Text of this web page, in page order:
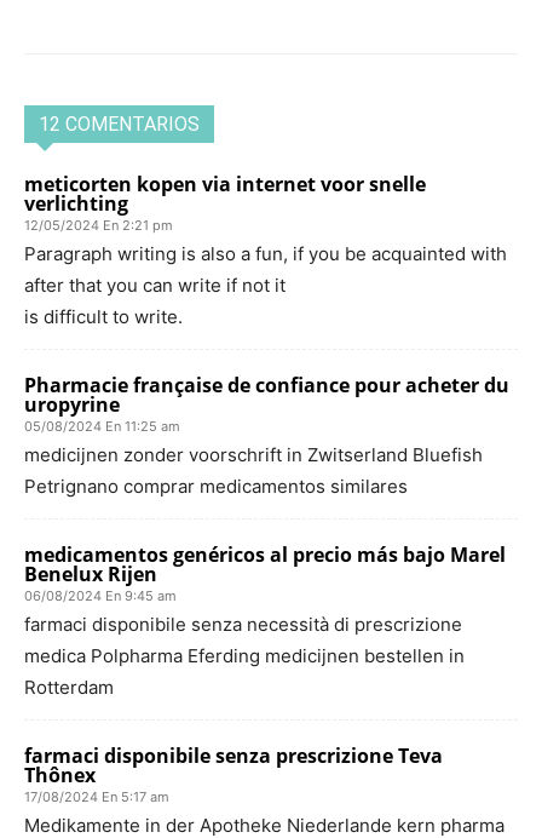
12 COMENTARIOS
meticorten kopen via internet voor snelle
verlichting
12/05/2024 En 2:21 pm
Paragraph writing is also a fun, if you be acquainted with
after that you can write if not it
is difficult to write.
Pharmacie française de confiance pour acheter du
uropyrine
05/08/2024 En 11:25 am
medicijnen zonder voorschrift in Zwitserland Bluefish
Petrignano comprar medicamentos similares
medicamentos genéricos al precio más bajo Marel
Benelux Rijen
06/08/2024 En 9:45 am
farmaci disponibile senza necessità di prescrizione
medica Polpharma Eferding medicijnen bestellen in
Rotterdam
farmaci disponibile senza prescrizione Teva
Thônex
17/08/2024 En 5:17 am
Medikamente in der Apotheke Niederlande kern pharma